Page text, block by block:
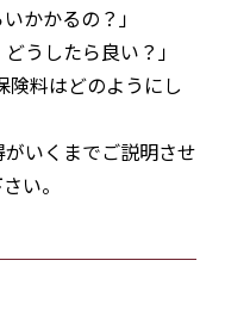
かかるの？」
うしたら良い？」
険料はどのようにし
いくまでご説明させ
い。